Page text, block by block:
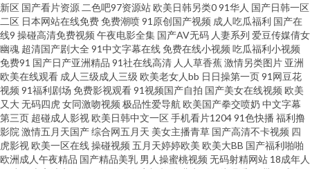
片 国产精品自拍官网 国产精品www 成人久久国产精品 99福利网站 91精品国
产丝袜 亚洲淫网 三级网站网址视频 日韩城人电影 欧美自拍色图 久久人人香
蕉热 国产ts系列在线 Ts伪娘自慰系列 91天堂在线 91c在线 午夜激情综合网
日韩操逼A片视频 人人妻人人爱 欧美日韩av 久草福利网 东京热日韩有码 97
欧美 97超碰福利网 影音资源av 日韩一级免费视频 免费色网 国内av超碰 国产
新区 国产看片资源 二色吧97资源站欧美日韩另类091华人 国产日韩一区
二区 日本网站在线免费免费潮喷91原创国产视频 成人吃瓜福利 国产在
线9 操碰高清免费视频 午夜电影全集 国产AV无码 人妻系列 爱豆传媒倩女
幽魂 超清国产剧大全 91中文字幕在线免费在线小视频 吃瓜福利小视频
免费91 国产日产亚洲精品 91社在线高清 人人草香蕉激情另类图片 亚洲
欧美在线观看 成人三级成人三级 欧美老女人bb 日日操第一页91网豆花
视频 91福利剧场 免费影视观看91视频国产自拍 国产美女在线视频 欧美
又大 无码四虎女同激吻视频 极品性爱导航 欧美国产拳交喷奶 中文字幕
第三页 超碰成人影视欧美日韩中文一区手机看片120491色快播 福利撸
影院 激情五月天国产综合网五月天 美女主播青草 国产高清不卡视频 四
虎影视欧美一区在线操碰视频 五月天婷婷欧美 欧美大BB 国产福利啪啪
欧洲成人午夜精品 国产精品美乳 男人操蜜桃视频 无码射精网站 18成年人